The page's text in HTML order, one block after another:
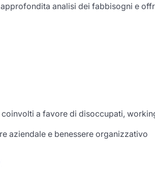
analisi dei fabbisogni e
coinvolti a favore di disoccupati,
aziendale e benessere organizzativo